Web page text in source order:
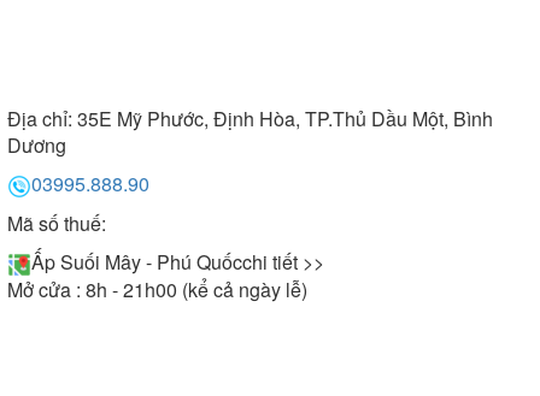
Địa chỉ: 35E Mỹ Phước, Định Hòa, TP.Thủ Dầu Một, Bình
Dương
03995.888.90
Mã số thuế:
Ấp Suối Mây - Phú Quốcchi tiết >>
Mở cửa : 8h - 21h00 (kể cả ngày lễ)